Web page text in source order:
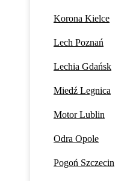
Korona Kielce
Lech Poznań
Lechia Gdańsk
Miedź Legnica
Motor Lublin
Odra Opole
Pogoń Szczecin